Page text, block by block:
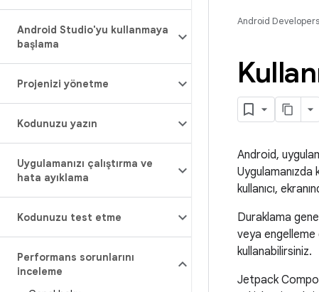
Android Studio'yu kullanmaya
başlama
Projenizi yönetme
Kodunuzu yazın
Uygulamanızı çalıştırma ve
hata ayıklama
Kodunuzu test etme
Performans sorunlarını
inceleme
Android Developers
Android,
kullanıcı,
Duraklama
veya engelleme
kullanabilirsiniz.
Jetpack